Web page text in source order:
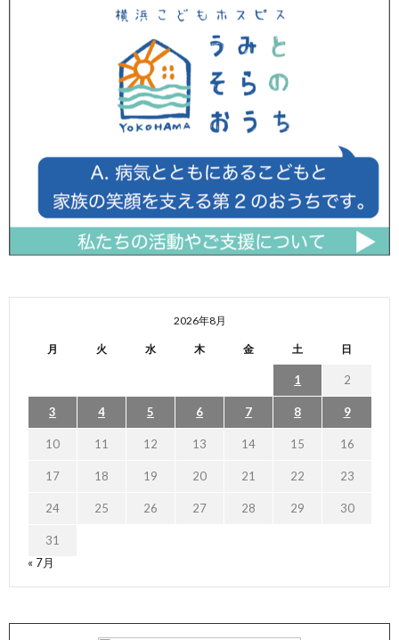
2026年8月
月 火 水 木 金 土 日
1 2
3 4 5 6 7 8 9
10 11 12 13 14 15 16
17 18 19 20 21 22 23
24 25 26 27 28 29 30
31
« 7月